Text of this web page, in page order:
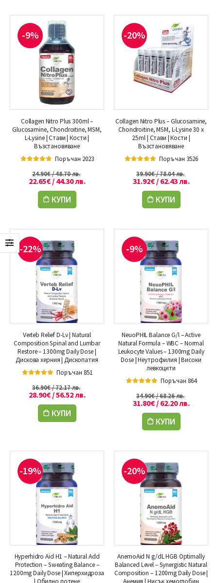
-9%
Collagen Nitro Plus 300ml –
Glucosamine, Chondroitine, MSM,
L-Lysine | Стави | Кости |
Възстановяване
Поръчан 2023
24.90€/ 48.70 лв.
22.65€/ 44.30 лв.
КУПИ
-20%
Collagen Nitro Plus – Glucosamine,
Chondroitine, MSM, L-Lysine 30 x
25ml | Стави | Кости |
Възстановяване
Поръчан 3526
39.90€/ 78.04 лв.
31.92€/ 62.43 лв.
КУПИ
-22%
Verteb Relief D-Lv | Natural
Composition Spinal and Lumbar
Restore – 1300mg Daily Dose |
Дискова херния | Дископатия
Поръчан 851
36.90€/ 72.17 лв.
28.90€/ 56.52 лв.
КУПИ
-9%
NeuoPHIL Balance G/l – Active
Natural Formula – WBC – Normal
Leukocyte Values – 1300mg Daily
Dose | Неутрофилия | Високи
левкоцити
Поръчан 864
34.90€/ 68.26 лв.
31.80€/ 62.20 лв.
КУПИ
-19%
Hyperhidro Aid H1 – Natural Add
Protection – Sweating Balance –
1200mg Daily Dose | Хиперхидроза
-20%
AnemoAid N g/dL HGB Optimally
Balanced Level – Synergistic Natural
Composition – 1200mg Daily Dose |